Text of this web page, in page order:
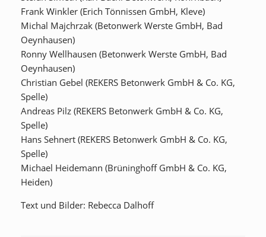
Frank Winkler (Erich Tönnissen GmbH, Kleve)
Michal Majchrzak (Betonwerk Werste GmbH, Bad
Oeynhausen)
Ronny Wellhausen (Betonwerk Werste GmbH, Bad
Oeynhausen)
Christian Gebel (REKERS Betonwerk GmbH & Co. KG,
Spelle)
Andreas Pilz (REKERS Betonwerk GmbH & Co. KG,
Spelle)
Hans Sehnert (REKERS Betonwerk GmbH & Co. KG,
Spelle)
Michael Heidemann (Brüninghoff GmbH & Co. KG,
Heiden)
Text und Bilder: Rebecca Dalhoff